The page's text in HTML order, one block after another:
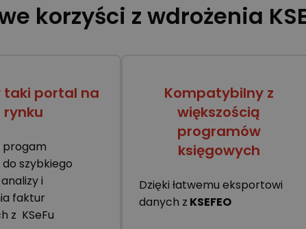
korzyści z wdrożenia
taki portal na
rynku
progam
szybkiego
i
faktur
z KSeFu
Kompatybilny z
większością
programów
księgowych
Dzięki łatwemu eksportowi
danych z KSEFEO